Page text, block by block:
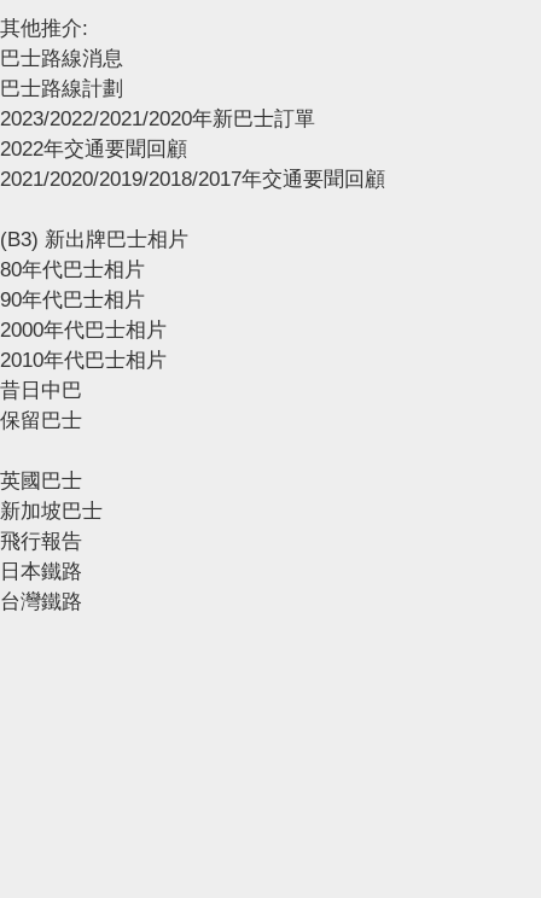
其他推介:
巴士路線消息
巴士路線計劃
2023/2022/2021/2020年新巴士訂單
2022年交通要聞回顧
2021/2020/2019/2018/2017年交通要聞回顧
(B3) 新出牌巴士相片
80年代巴士相片
90年代巴士相片
2000年代巴士相片
2010年代巴士相片
昔日中巴
保留巴士
英國巴士
新加坡巴士
飛行報告
日本鐵路
台灣鐵路